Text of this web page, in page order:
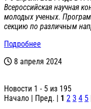
Всероссийская научная
молодых ученых.
секцию по различным
Подробнее
8 апреля 2024
Новости 1 - 5 из 195
Начало | Пред. | 1 2 3 4 5